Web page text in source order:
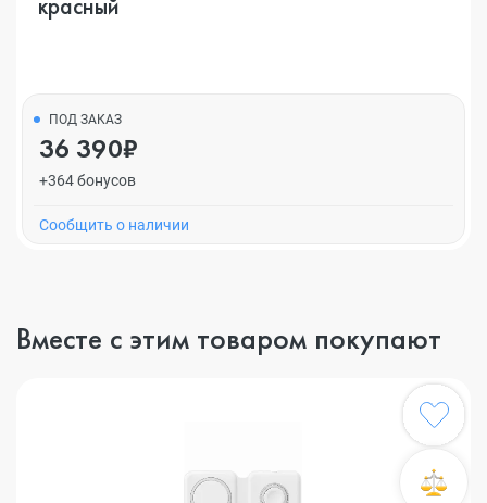
ПОД ЗАКАЗ
36 390₽
+364 бонусов
Cообщить о наличии
Вместе с этим товаром покупают